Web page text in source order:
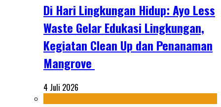
Di Hari Lingkungan Hidup: Ayo Less
Waste Gelar Edukasi Lingkungan,
Kegiatan Clean Up dan Penanaman
Mangrove
4 Juli 2026